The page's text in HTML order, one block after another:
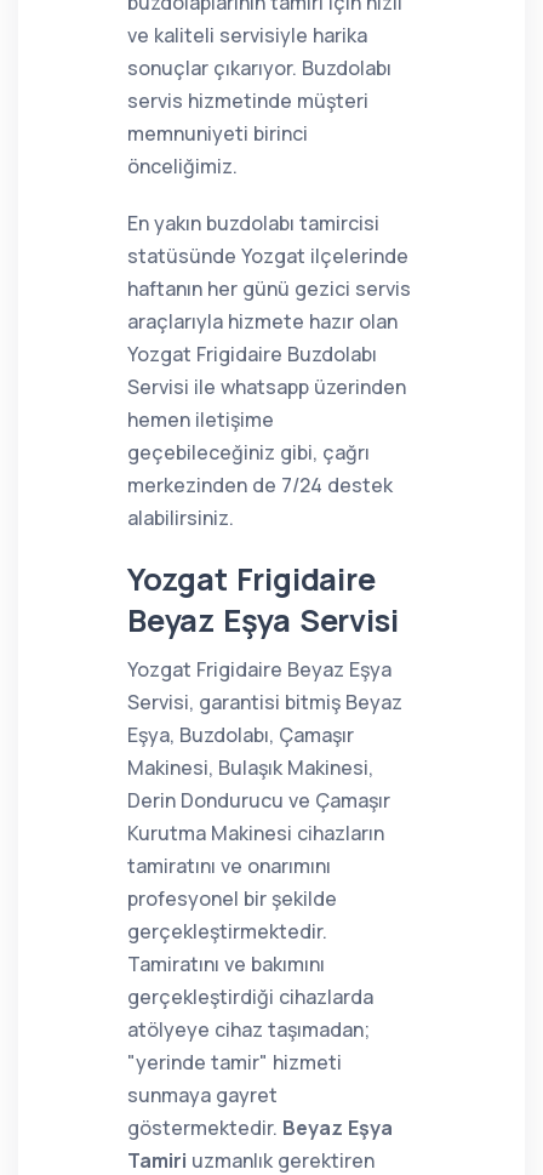
ve kaliteli servisiyle harika
sonuçlar çıkarıyor. Buzdolabı
servis hizmetinde müşteri
memnuniyeti birinci
önceliğimiz.
En yakın buzdolabı tamircisi
statüsünde Yozgat ilçelerinde
haftanın her günü gezici servis
araçlarıyla hizmete hazır olan
Yozgat Frigidaire Buzdolabı
Servisi ile whatsapp üzerinden
hemen iletişime
geçebileceğiniz gibi, çağrı
merkezinden de 7/24 destek
alabilirsiniz.
Yozgat Frigidaire
Beyaz Eşya Servisi
Yozgat Frigidaire Beyaz Eşya
Servisi, garantisi bitmiş Beyaz
Eşya, Buzdolabı, Çamaşır
Makinesi, Bulaşık Makinesi,
Derin Dondurucu ve Çamaşır
Kurutma Makinesi cihazların
tamiratını ve onarımını
profesyonel bir şekilde
gerçekleştirmektedir.
Tamiratını ve bakımını
gerçekleştirdiği cihazlarda
atölyeye cihaz taşımadan;
"yerinde tamir" hizmeti
sunmaya gayret
göstermektedir. Beyaz Eşya
Tamiri uzmanlık gerektiren